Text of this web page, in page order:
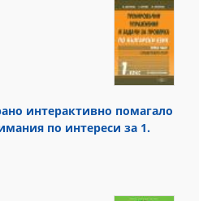
интерактивно помагало
по интереси за 1.